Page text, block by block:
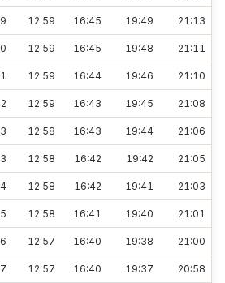
12:59 16:45 19:49 21:13
12:59 16:45 19:48 21:11
12:59 16:44 19:46 21:10
12:59 16:43 19:45 21:08
12:58 16:43 19:44 21:06
12:58 16:42 19:42 21:05
12:58 16:42 19:41 21:03
12:58 16:41 19:40 21:01
12:57 16:40 19:38 21:00
12:57 16:40 19:37 20:58